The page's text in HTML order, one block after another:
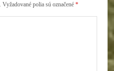
Vyžadované polia sú označené *